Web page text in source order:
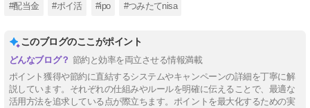
#配当金 #ポイ活 #ipo #つみたてnisa
このブログのここがポイント
節約と効率を両立させる情報満載
ポイント獲得や節約に直結するシステムやキャンペーンの詳細を丁寧に解
説しています。それぞれの仕組みやルールを明確に伝えることで、最適な
活用方法を追求している点が際立ちます。ポイントを最大化するための実